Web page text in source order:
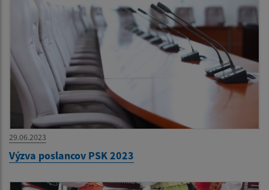
29.06.2023
Výzva poslancov PSK 2023